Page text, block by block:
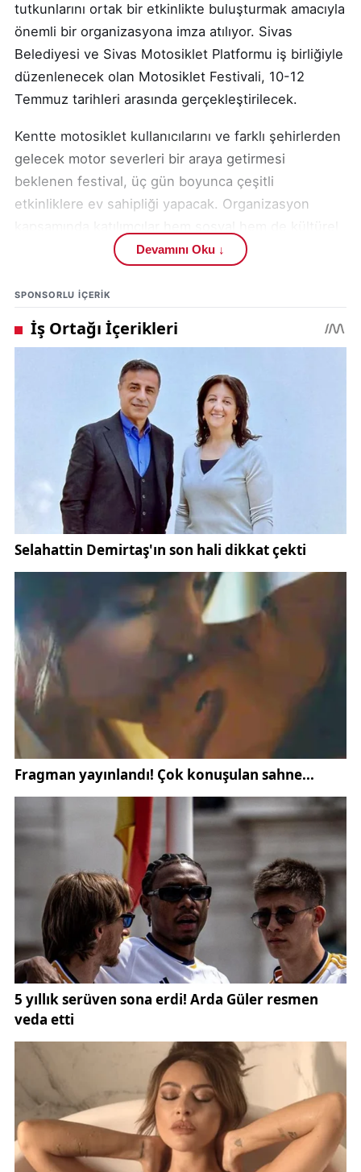
tutkunlarını ortak bir etkinlikte buluşturmak amacıyla
önemli bir organizasyona imza atılıyor. Sivas
Belediyesi ve Sivas Motosiklet Platformu iş birliğiyle
düzenlenecek olan Motosiklet Festivali, 10-12
Temmuz tarihleri arasında gerçekleştirilecek.
Kentte motosiklet kullanıcılarını ve farklı şehirlerden
gelecek motor severleri bir araya getirmesi
beklenen festival, üç gün boyunca çeşitli
etkinliklere ev sahipliği yapacak. Organizasyon
açıdan dolu dolu bir programla buluşma fırsatı
Motosiklet kullanımına ilgi duyan vatandaşların
yoğun katılım göstermesi beklenen festivalde
kapsamında canlı müzik performansları, motosiklet
gösterileri, kamp etkinlikleri ve motokulüpler
buluşmaları gerçekleştirilecek.
Festival boyunca motosiklet tutkunları hem
eğlenceli vakit geçirecek hem de farklı şehirlerden
gelen motosiklet kullanıcılarıyla tanışma ve deneyim
paylaşımında bulunma imkânı elde edecek.
Organizasyonun, motosiklet kültürünün
yaygınlaşmasına ve motosiklet kullanıcıları
arasındaki dayanışmanın güçlenmesine katkı
sağlaması hedefleniyor.
Üç gün sürecek etkinlik programında canlı müzik
performansları festival atmosferini renklendirirken,
motosiklet gösterileri de ziyaretçilere heyecan dolu
anlar yaşatacak. Motor sporlarına ilgi duyan
vatandaşların yakından takip edeceği gösteriler,
festivalin dikkat çeken bölümlerinden biri olacak.
Bunun yanı sıra kamp alanlarında gerçekleştirilecek
etkinliklerle katılımcılar doğayla iç içe vakit geçirme
fırsatı bulacak. Festival süresince oluşturulacak
sosyal ortam sayesinde motosiklet kullanıcıları yeni
dostluklar kurabilecek ve ortak ilgi alanları etrafında
bir araya gelebilecek.
Festival kapsamında farklı şehirlerden gelecek
motokulüpler de Sivas’ta bir araya gelecek.
Motokulüp temsilcileri ve motosiklet kullanıcıları
arasında gerçekleştirilecek buluşmaların, motosiklet
toplulukları arasındaki iletişimi güçlendirmesi
Bu kapsamda festival, yalnızca eğlence odaklı bir
organizasyon olmanın ötesinde motosiklet
kültürünün gelişmesine katkı sağlayan önemli bir
Devamını Oku ↓
SPONSORLU IÇERIK